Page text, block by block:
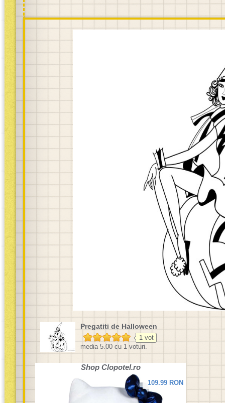
Pregatiti de Halloween
1 vot
media 5.00 cu 1 voturi.
Shop Clopotel.ro
109.99 RON